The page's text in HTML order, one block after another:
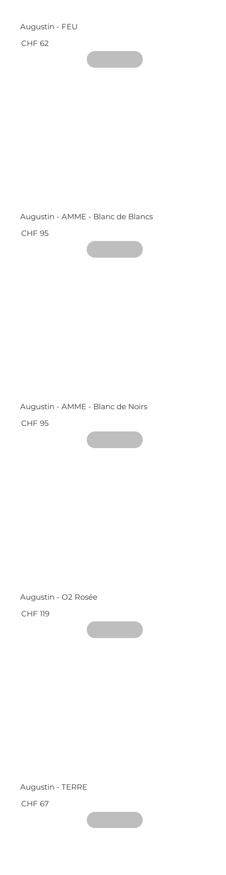
Augustin - FEU
CHF 62
Augustin - AMME - Blanc de Blancs
CHF 95
Augustin - AMME - Blanc de Noirs
CHF 95
Augustin - O2 Rosée
CHF 119
Augustin - TERRE
CHF 67